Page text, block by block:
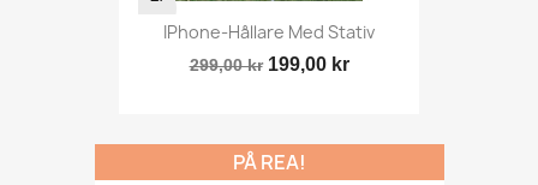
IPhone-Hållare Med Stativ
299,00 kr 199,00 kr
PÅ REA!